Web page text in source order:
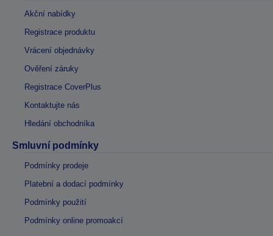
Akční nabídky
Registrace produktu
Vrácení objednávky
Ověření záruky
Registrace CoverPlus
Kontaktujte nás
Hledání obchodníka
Smluvní podmínky
Podmínky prodeje
Platební a dodací podmínky
Podmínky použití
Podmínky online promoakcí